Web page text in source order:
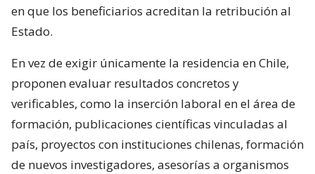
en que los beneficiarios acreditan la retribución al
Estado.
En vez de exigir únicamente la residencia en Chile,
proponen evaluar resultados concretos y
verificables, como la inserción laboral en el área de
formación, publicaciones científicas vinculadas al
país, proyectos con instituciones chilenas, formación
de nuevos investigadores, asesorías a organismos